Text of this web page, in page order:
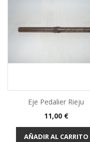
Eje Pedalier Rieju
Precio
11,00 €
AÑADIR AL CARRITO